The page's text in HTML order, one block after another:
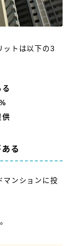
ットは以下の3
供
る
マンションに投